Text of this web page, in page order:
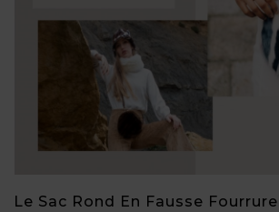
Le Sac Rond En Fausse Fourrure